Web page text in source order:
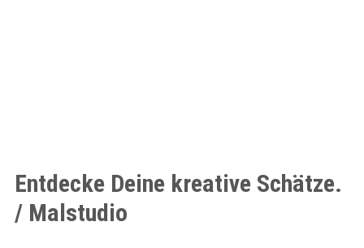
Entdecke Deine kreative Schätze.
/ Malstudio